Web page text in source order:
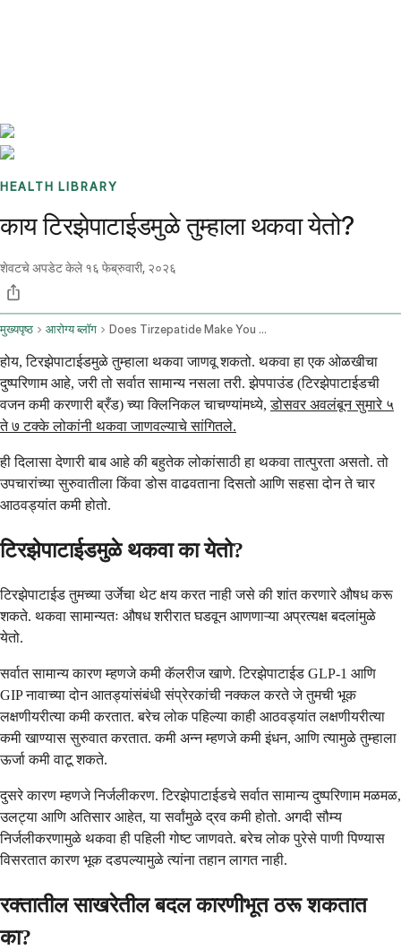
HEALTH LIBRARY
काय टिरझेपाटाईडमुळे तुम्हाला थकवा येतो?
शेवटचे अपडेट केले १६ फेब्रुवारी, २०२६
मुख्यपृष्ठ आरोग्य ब्लॉग Does Tirzepatide Make You Tired
होय, टिरझेपाटाईडमुळे तुम्हाला थकवा जाणवू शकतो. थकवा हा एक ओळखीचा
दुष्परिणाम आहे, जरी तो सर्वात सामान्य नसला तरी. झेपपाउंड (टिरझेपाटाईडची
वजन कमी करणारी ब्रँड) च्या क्लिनिकल चाचण्यांमध्ये,डोसवर अवलंबून सुमारे ५
ते ७ टक्के लोकांनी थकवा जाणवल्याचे सांगितले.
ही दिलासा देणारी बाब आहे की बहुतेक लोकांसाठी हा थकवा तात्पुरता असतो. तो
उपचारांच्या सुरुवातीला किंवा डोस वाढवताना दिसतो आणि सहसा दोन ते चार
आठवड्यांत कमी होतो.
टिरझेपाटाईडमुळे थकवा का येतो?
टिरझेपाटाईड तुमच्या उर्जेचा थेट क्षय करत नाही जसे की शांत करणारे औषध करू
शकते. थकवा सामान्यतः औषध शरीरात घडवून आणणाऱ्या अप्रत्यक्ष बदलांमुळे
येतो.
सर्वात सामान्य कारण म्हणजे कमी कॅलरीज खाणे. टिरझेपाटाईड GLP-1 आणि
GIP नावाच्या दोन आतड्यांसंबंधी संप्रेरकांची नक्कल करते जे तुमची भूक
लक्षणीयरीत्या कमी करतात. बरेच लोक पहिल्या काही आठवड्यांत लक्षणीयरीत्या
कमी खाण्यास सुरुवात करतात. कमी अन्न म्हणजे कमी इंधन, आणि त्यामुळे तुम्हाला
ऊर्जा कमी वाटू शकते.
दुसरे कारण म्हणजे निर्जलीकरण. टिरझेपाटाईडचे सर्वात सामान्य दुष्परिणाम मळमळ,
उलट्या आणि अतिसार आहेत, या सर्वांमुळे द्रव कमी होतो. अगदी सौम्य
निर्जलीकरणामुळे थकवा ही पहिली गोष्ट जाणवते. बरेच लोक पुरेसे पाणी पिण्यास
विसरतात कारण भूक दडपल्यामुळे त्यांना तहान लागत नाही.
रक्तातील साखरेतील बदल कारणीभूत ठरू शकतात
का?